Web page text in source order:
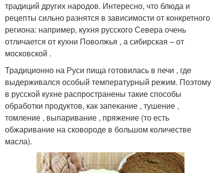
традиций других народов. Интересно, что блюда и
рецепты сильно разнятся в зависимости от конкретного
региона: например, кухня русского Севера очень
отличается от кухни Поволжья , а сибирская – от
московской .
Традиционно на Руси пища готовилась в печи , где
выдерживался особый температурный режим. Поэтому
в русской кухне распространены такие способы
обработки продуктов, как запекание , тушение ,
томление , выпаривание , пряжение (то есть
обжаривание на сковороде в большом количестве
масла).